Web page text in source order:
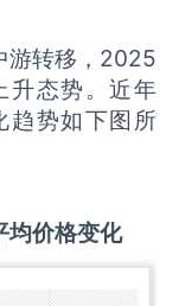
游转移，2025
升态势。近年
趋势如下图所
均价格变化